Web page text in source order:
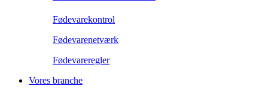
Fødevarekontrol
Fødevarenetværk
Fødevareregler
Vores branche